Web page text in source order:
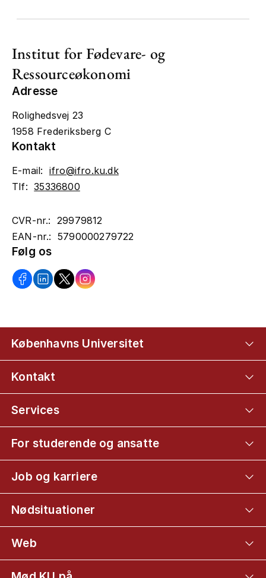
Institut for Fødevare- og
Ressourceøkonomi
Adresse
Rolighedsvej 23
1958 Frederiksberg C
Kontakt
E-mail: ifro@ifro.ku.dk
Tlf:35336800
CVR-nr.: 29979812
EAN-nr.: 5790000279722
Følg os
Københavns Universitet
Kontakt
Services
For studerende og ansatte
Job og karriere
Nødsituationer
Web